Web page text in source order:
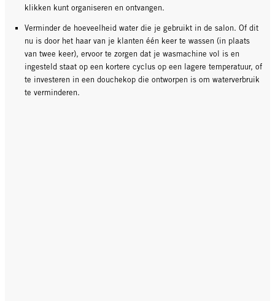
klikken kunt organiseren en ontvangen.
Verminder de hoeveelheid water die je gebruikt in de salon. Of dit
nu is door het haar van je klanten één keer te wassen (in plaats
van twee keer), ervoor te zorgen dat je wasmachine vol is en
ingesteld staat op een kortere cyclus op een lagere temperatuur, of
te investeren in een douchekop die ontworpen is om waterverbruik
te verminderen.